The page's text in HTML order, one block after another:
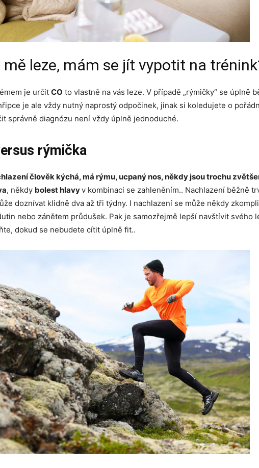
mě leze, mám se jít vypotit na
je určit CO to vlastně na vás leze. V případě „rýmičky“ se úplně
je ale vždy nutný naprostý odpočinek, jinak si koledujete o
správně diagnózu není vždy úplně jednoduché.
rýmička
člověk kýchá, má rýmu, ucpaný nos, někdy jsou trochu
, někdy bolest hlavyv kombinaci se zahleněním.. Nachlazení běžně
doznívat klidně dva až tři týdny. I nachlazení se může někdy
nebo zánětem průdušek. Pak je samozřejmě lepší navštívit svého
dokud se nebudete cítit úplně fit..